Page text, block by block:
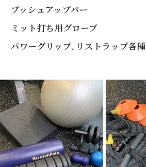
プッシュアップバー
ミット打ち用グローブ
パワーグリップ､リストラップ各種